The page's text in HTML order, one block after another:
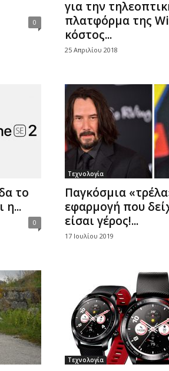
0
για την
πλατφόρμα της
κόστος...
25 Απριλίου 2018
το
η...
0
Τεχνολογία
Παγκόσμια
εφαρμογή που
είσαι γέρος!...
17 Ιουλίου 2019
Τεχνολογία